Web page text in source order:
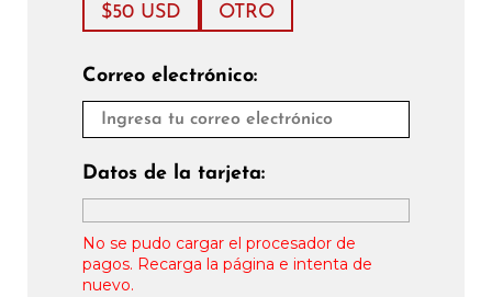
$50 USD OTRO
Correo electrónico:
Datos de la tarjeta:
No se pudo cargar el procesador de
pagos. Recarga la página e intenta de
nuevo.